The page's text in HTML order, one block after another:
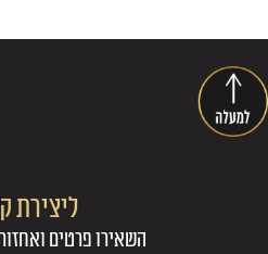
ליצירת
השאירו פרטים